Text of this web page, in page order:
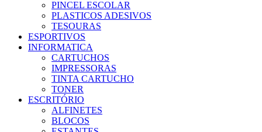
PINCEL ESCOLAR
PLASTICOS ADESIVOS
TESOURAS
ESPORTIVOS
INFORMATICA
CARTUCHOS
IMPRESSORAS
TINTA CARTUCHO
TONER
ESCRITÓRIO
ALFINETES
BLOCOS